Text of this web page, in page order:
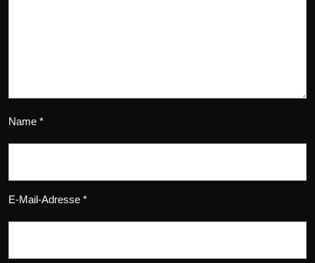
Name *
E-Mail-Adresse *